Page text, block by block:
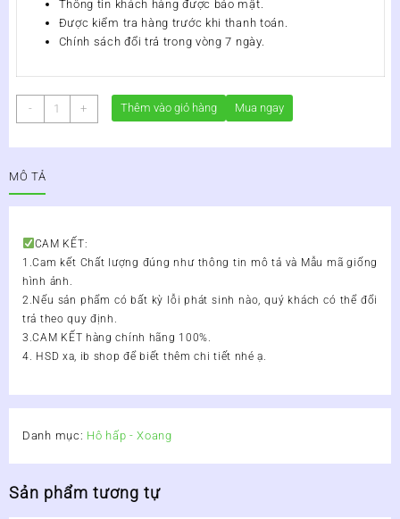
Thông tin khách hàng được bảo mật.
Được kiểm tra hàng trước khi thanh toán.
Chính sách đổi trả trong vòng 7 ngày.
-
Siro
Ho
Lọ
100ml
lượng
+ Thêm vào giỏ hàng Mua ngay
MÔ TẢ
CAM KẾT:
1.Cam kết Chất lượng đúng như thông tin mô tả và Mẫu mã giống
hình ảnh.
2.Nếu sản phẩm có bất kỳ lỗi phát sinh nào, quý khách có thể đổi
trả theo quy định.
3.CAM KẾT hàng chính hãng 100%.
4. HSD xa, ib shop để biết thêm chi tiết nhé ạ.
Danh mục: Hô hấp - Xoang
Sản phẩm tương tự